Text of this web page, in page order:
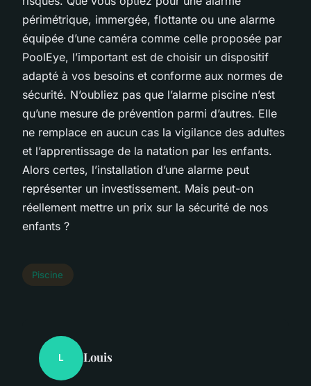
périmétrique, immergée, flottante ou une alarme
équipée d’une caméra comme celle proposée par
PoolEye, l’important est de choisir un dispositif
adapté à vos besoins et conforme aux normes de
sécurité. N’oubliez pas que l’alarme piscine n’est
qu’une mesure de prévention parmi d’autres. Elle
ne remplace en aucun cas la vigilance des adultes
et l’apprentissage de la natation par les enfants.
Alors certes, l’installation d’une alarme peut
représenter un investissement. Mais peut-on
réellement mettre un prix sur la sécurité de nos
enfants ?
Piscine
L Louis